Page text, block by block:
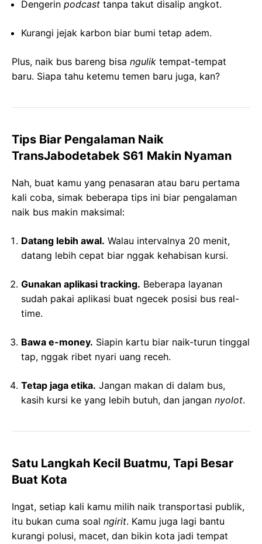
Dengerin podcast tanpa takut disalip angkot.
Kurangi jejak karbon biar bumi tetap adem.
Plus, naik bus bareng bisa ngulik tempat-tempat
baru. Siapa tahu ketemu temen baru juga, kan?
Tips Biar Pengalaman Naik
TransJabodetabek S61 Makin Nyaman
Nah, buat kamu yang penasaran atau baru pertama
kali coba, simak beberapa tips ini biar pengalaman
naik bus makin maksimal:
Datang lebih awal. Walau intervalnya 20 menit,
datang lebih cepat biar nggak kehabisan kursi.
Gunakan aplikasi tracking. Beberapa layanan
sudah pakai aplikasi buat ngecek posisi bus real-
time.
Bawa e-money. Siapin kartu biar naik-turun tinggal
tap, nggak ribet nyari uang receh.
Tetap jaga etika. Jangan makan di dalam bus,
kasih kursi ke yang lebih butuh, dan jangan nyolot.
Satu Langkah Kecil Buatmu, Tapi Besar
Buat Kota
Ingat, setiap kali kamu milih naik transportasi publik,
itu bukan cuma soal ngirit. Kamu juga lagi bantu
kurangi polusi, macet, dan bikin kota jadi tempat